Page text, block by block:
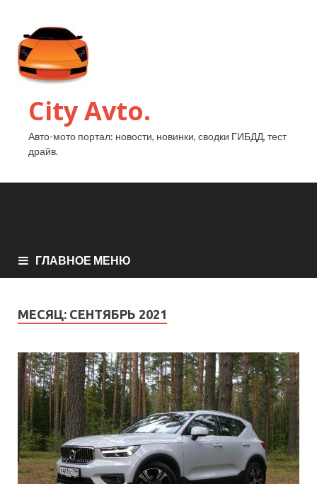
City Avto.
Авто-мото портал: новости, новинки, сводки ГИБДД, тест
драйв.
ГЛАВНОЕ МЕНЮ
МЕСЯЦ: СЕНТЯБРЬ 2021